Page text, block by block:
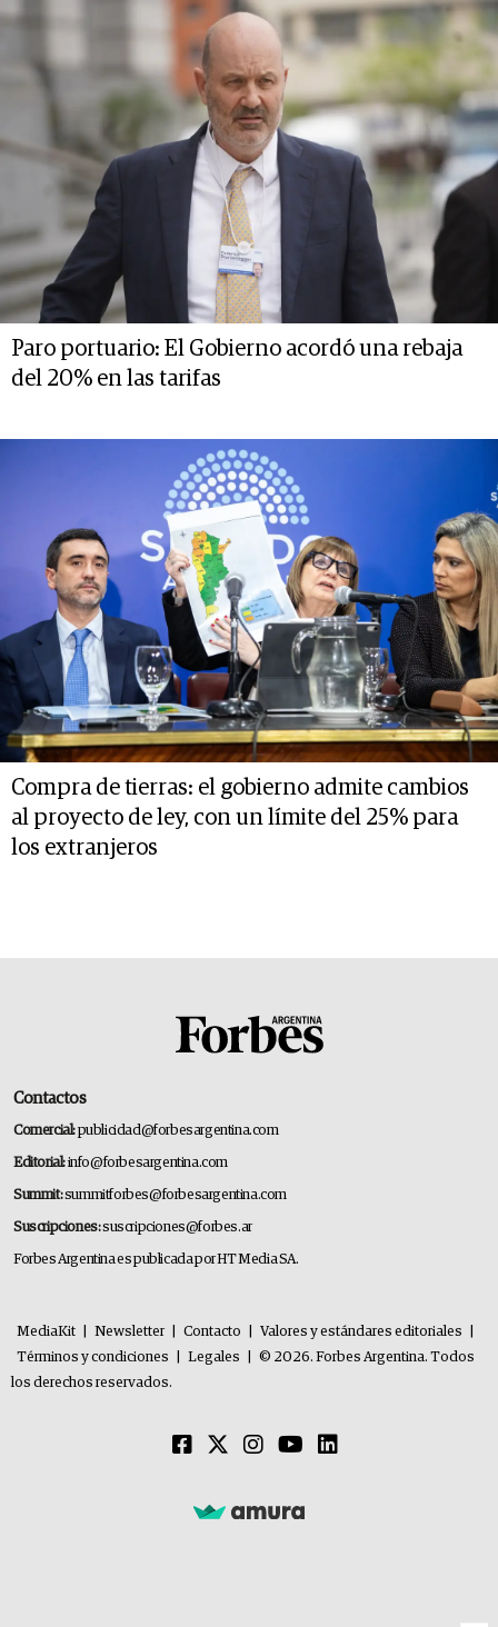
Paro portuario: El Gobierno acordó una rebaja
del 20% en las tarifas
Compra de tierras: el gobierno admite cambios
al proyecto de ley, con un límite del 25% para
los extranjeros
Contactos
Comercial:publicidad@forbesargentina.com
Editorial:info@forbesargentina.com
Summit:summitforbes@forbesargentina.com
Suscripciones:suscripciones@forbes.ar
Forbes Argentina es publicada por HT Media SA.
MediaKit Newsletter Contacto Valores y estándares editoriales
Términos y condiciones
Legales
© 2026. Forbes Argentina. Todos
los derechos reservados.